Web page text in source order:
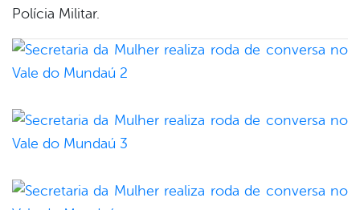
Polícia Militar.